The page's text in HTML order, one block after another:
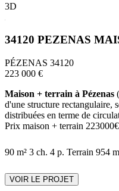
3D
34120 PEZENAS
PÉZENAS 34120
223 000 €
Maison + terrain à Pézenas (
d'une structure rectangulaire,
distribuées en terme de
Prix maison + terrain
90 m² 3 ch. 4 p. Terrain 954
VOIR LE PROJET